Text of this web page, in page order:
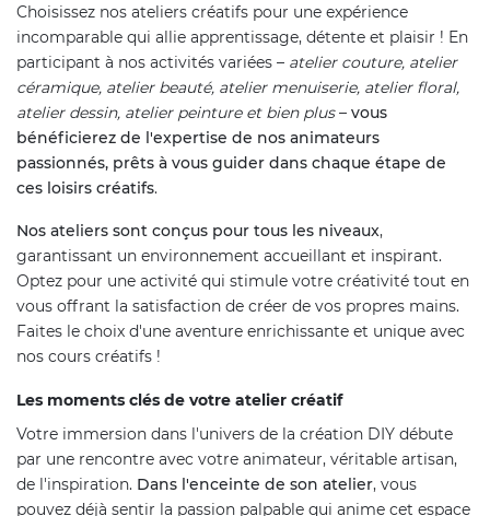
Choisissez nos ateliers créatifs pour une expérience
incomparable qui allie apprentissage, détente et plaisir ! En
participant à nos activités variées – atelier couture, atelier
céramique, atelier beauté, atelier menuiserie, atelier floral,
atelier dessin, atelier peinture et bien plus– vous
bénéficierez de l'expertise de nos animateurs
passionnés, prêts à vous guider dans chaque étape de
ces loisirs créatifs.
Nos ateliers sont conçus pour tous les niveaux,
garantissant un environnement accueillant et inspirant.
Optez pour une activité qui stimule votre créativité tout en
vous offrant la satisfaction de créer de vos propres mains.
Faites le choix d'une aventure enrichissante et unique avec
nos cours créatifs !
Les moments clés de votre atelier créatif
Votre immersion dans l'univers de la création DIY débute
par une rencontre avec votre animateur, véritable artisan,
de l'inspiration. Dans l'enceinte de son atelier, vous
pouvez déjà sentir la passion palpable qui anime cet espace